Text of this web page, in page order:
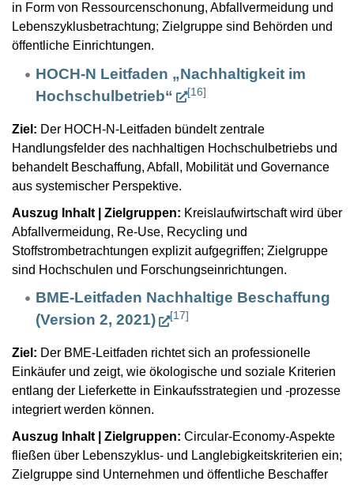
in Form von Ressourcenschonung, Abfallvermeidung und
Lebenszyklusbetrachtung; Zielgruppe sind Behörden und
öffentliche Einrichtungen.
HOCH-N Leitfaden „Nachhaltigkeit im
Hochschulbetrieb“
[16]
Ziel: Der HOCH-N-Leitfaden bündelt zentrale
Handlungsfelder des nachhaltigen Hochschulbetriebs und
behandelt Beschaffung, Abfall, Mobilität und Governance
aus systemischer Perspektive.
Auszug Inhalt | Zielgruppen: Kreislaufwirtschaft wird über
Abfallvermeidung, Re-Use, Recycling und
Stoffstrombetrachtungen explizit aufgegriffen; Zielgruppe
sind Hochschulen und Forschungseinrichtungen.
BME-Leitfaden Nachhaltige Beschaffung
(Version 2, 2021)
[17]
Ziel: Der BME-Leitfaden richtet sich an professionelle
Einkäufer und zeigt, wie ökologische und soziale Kriterien
entlang der Lieferkette in Einkaufsstrategien und -prozesse
integriert werden können.
Auszug Inhalt | Zielgruppen: Circular-Economy-Aspekte
fließen über Lebenszyklus- und Langlebigkeitskriterien ein;
Zielgruppe sind Unternehmen und öffentliche Beschaffer